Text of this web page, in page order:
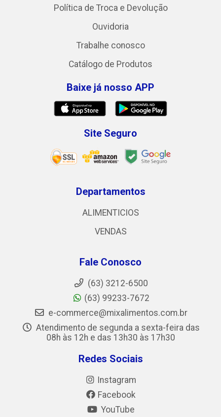
Política de Troca e Devolução
Ouvidoria
Trabalhe conosco
Catálogo de Produtos
Baixe já nosso APP
Site Seguro
Departamentos
ALIMENTICIOS
VENDAS
Fale Conosco
(63) 3212-6500
(63) 99233-7672
e-commerce@mixalimentos.com.br
Atendimento de segunda a sexta-feira das
08h às 12h e das 13h30 às 17h30
Redes Sociais
Instagram
Facebook
YouTube